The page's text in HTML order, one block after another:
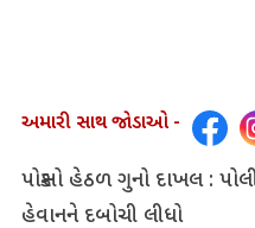
અમારી સાથ જોડાઓ -
પોક્સો હેઠળ ગુનો દાખલ :
હેવાનને દબોચી લીધો